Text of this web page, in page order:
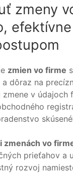
zmeny
zmien vo firme
dôraz na
zmene v údajoch
zmenách vo
prieťahov a
rozvoj